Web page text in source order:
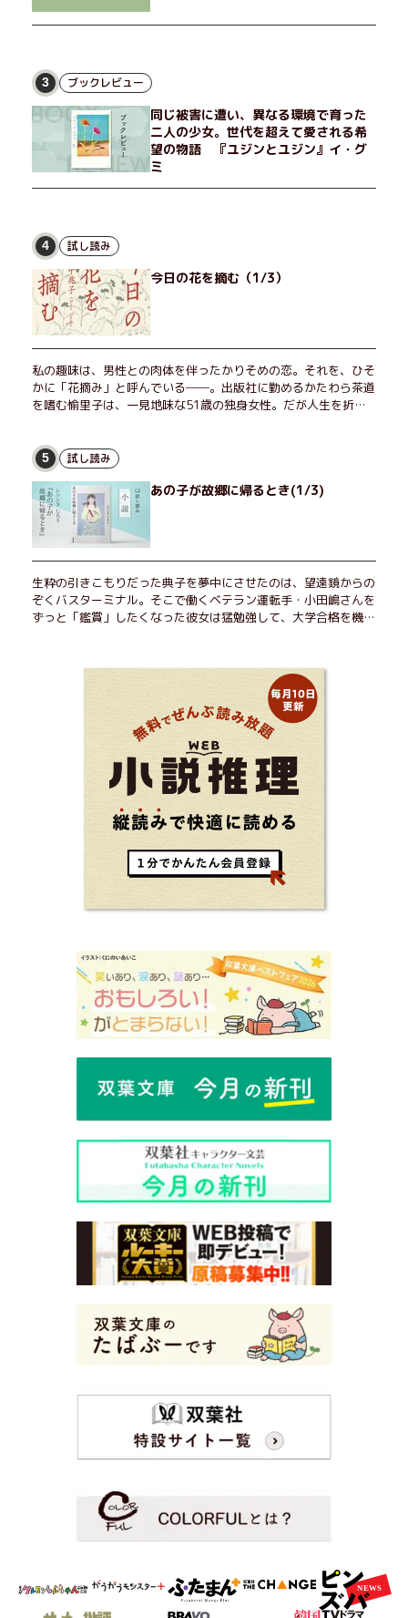
3 ブックレビュー
同じ被害に遭い、異なる環境で育った
二人の少女。世代を超えて愛される希
望の物語 『ユジンとユジン』イ・グ
ミ
4 試し読み
今日の花を摘む（1/3）
私の趣味は、男性との肉体を伴ったかりそめの恋。それを、ひそ
かに「花摘み」と呼んでいる──。出版社に勤めるかたわら茶道
を嗜む愉里子は、一見地味な51歳の独身女性。だが人生を折り
せる男が現れた。茶の湯の粋人、70歳の万江島だ。だが彼に
は、ある秘密があった……。自分の心と身体を偽らない女たちの
姿と、その連帯を描く。赤裸々にして切実な、セクシュアリティ
をめぐる物語。
5 試し読み
あの子が故郷に帰るとき(1/3)
生粋の引きこもりだった典子を夢中にさせたのは、望遠鏡からの
ぞくバスターミナル。そこで働くベテラン運転手・小田嶋さんを
ずっと「鑑賞」したくなった彼女は猛勉強して、大学合格を機に
る！ 地元が恋しくなったとき、どこか遠くへ逃げたいときは読
んで下さい。孤独を愛する人のお守りになる、くすっと、うるっ